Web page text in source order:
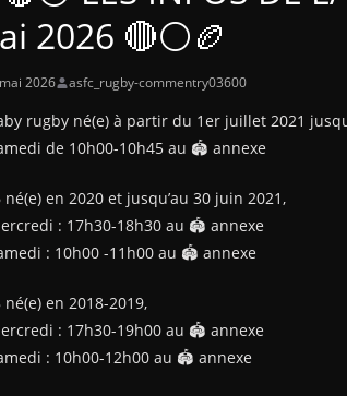
2026 🔴⚪🏉
2026 asfc_rugby-commentry03600
rugby né(e) à partir du 1er juillet 2021
de 10h00-10h45 au 🏟️ annexe
en 2020 et jusqu’au 30 juin 2021,
: 17h30-18h30 au 🏟️ annexe
: 10h00 -11h00 au 🏟️ annexe
en 2018-2019,
: 17h30-19h00 au 🏟️ annexe
: 10h00-12h00 au 🏟️ annexe